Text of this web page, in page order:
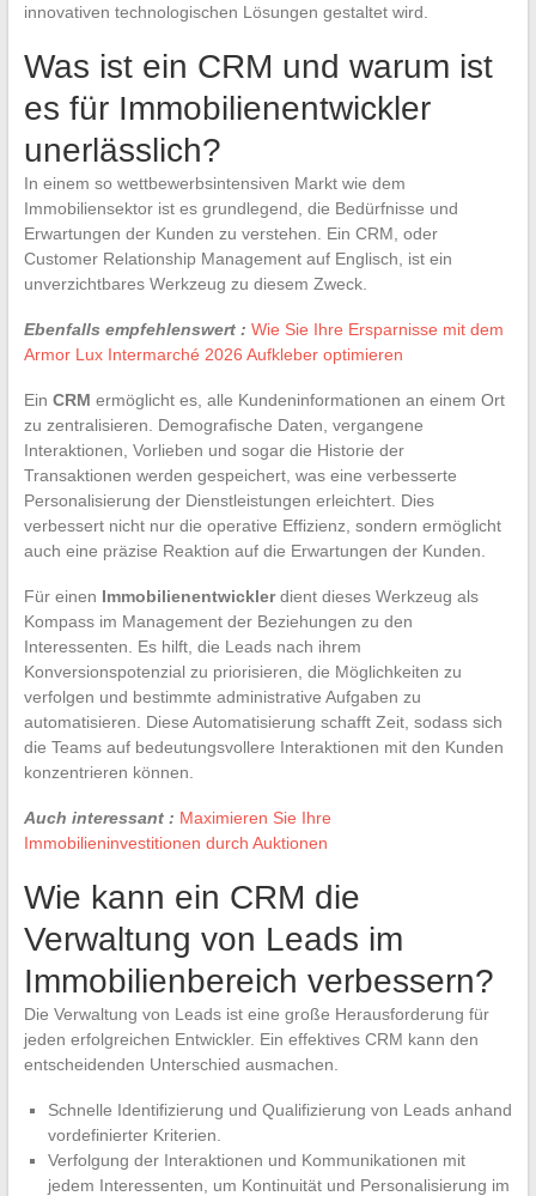
innovativen technologischen Lösungen gestaltet wird.
Was ist ein CRM und warum ist
es für Immobilienentwickler
unerlässlich?
In einem so wettbewerbsintensiven Markt wie dem
Immobiliensektor ist es grundlegend, die Bedürfnisse und
Erwartungen der Kunden zu verstehen. Ein CRM, oder
Customer Relationship Management auf Englisch, ist ein
unverzichtbares Werkzeug zu diesem Zweck.
Ebenfalls empfehlenswert : Wie Sie Ihre Ersparnisse mit dem
Armor Lux Intermarché 2026 Aufkleber optimieren
Ein CRM ermöglicht es, alle Kundeninformationen an einem Ort
zu zentralisieren. Demografische Daten, vergangene
Interaktionen, Vorlieben und sogar die Historie der
Transaktionen werden gespeichert, was eine verbesserte
Personalisierung der Dienstleistungen erleichtert. Dies
verbessert nicht nur die operative Effizienz, sondern ermöglicht
auch eine präzise Reaktion auf die Erwartungen der Kunden.
Für einen Immobilienentwicklerdient dieses Werkzeug als
Kompass im Management der Beziehungen zu den
Interessenten. Es hilft, die Leads nach ihrem
Konversionspotenzial zu priorisieren, die Möglichkeiten zu
verfolgen und bestimmte administrative Aufgaben zu
automatisieren. Diese Automatisierung schafft Zeit, sodass sich
die Teams auf bedeutungsvollere Interaktionen mit den Kunden
konzentrieren können.
Auch interessant : Maximieren Sie Ihre
Immobilieninvestitionen durch Auktionen
Wie kann ein CRM die
Verwaltung von Leads im
Immobilienbereich verbessern?
Die Verwaltung von Leads ist eine große Herausforderung für
jeden erfolgreichen Entwickler. Ein effektives CRM kann den
entscheidenden Unterschied ausmachen.
Schnelle Identifizierung und Qualifizierung von Leads anhand
vordefinierter Kriterien.
Verfolgung der Interaktionen und Kommunikationen mit
jedem Interessenten, um Kontinuität und Personalisierung im